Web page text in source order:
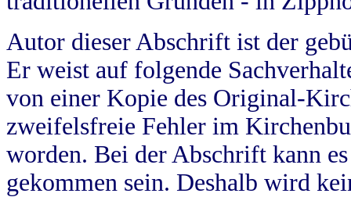
Autor dieser Abschrift ist der
Er weist auf folgende
von einer Kopie des Original-
zweifelsfreie Fehler im
worden. Bei der Abschrift kann
gekommen sein. Deshalb wird